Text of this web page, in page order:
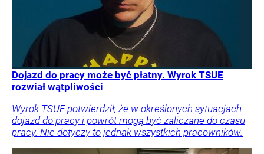
Dojazd do pracy może być płatny. Wyrok TSUE
rozwiał wątpliwości
Wyrok TSUE potwierdził, że w określonych sytuacjach
dojazd do pracy i powrót mogą być zaliczane do czasu
pracy. Nie dotyczy to jednak wszystkich pracowników.